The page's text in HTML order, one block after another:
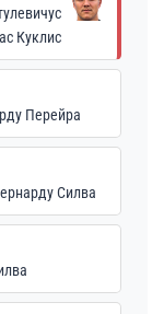
Куклис
Перейра
Силва